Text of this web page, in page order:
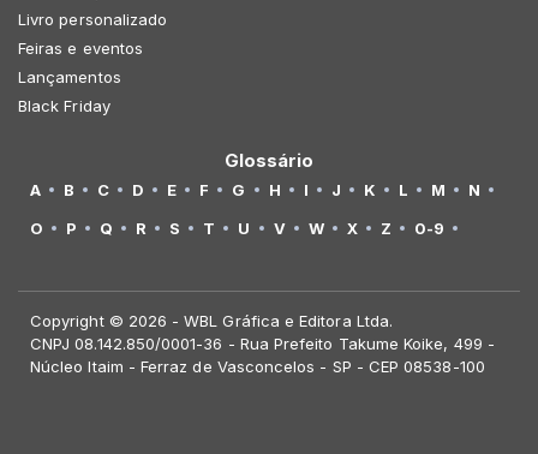
Livro personalizado
Feiras e eventos
Lançamentos
Black Friday
Glossário
A B C D E F G H I J K L M
N
O
P Q R S T U V W X Z 0-9
Copyright © 2026 - WBL Gráfica e Editora Ltda.
CNPJ 08.142.850/0001-36 - Rua Prefeito Takume Koike, 499 -
Núcleo Itaim - Ferraz de Vasconcelos - SP - CEP 08538-100